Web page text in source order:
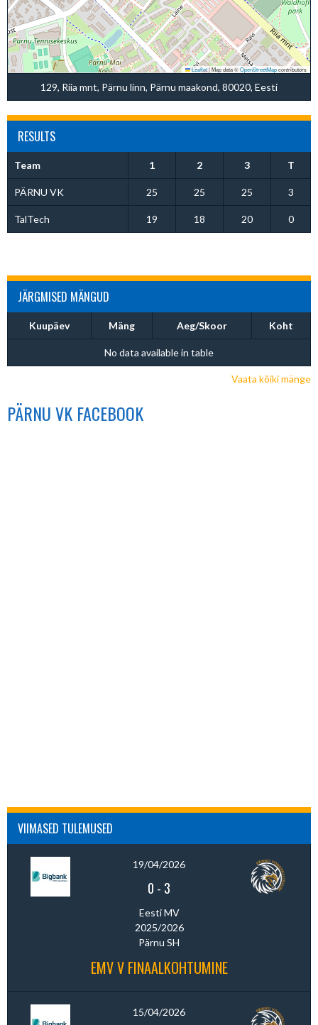
Leaflet|Map data ©OpenStreetMapcontributors
129, Riia mnt, Pärnu linn, Pärnu maakond, 80020, Eesti
RESULTS
Team 1 2 3 T
PÄRNU VK 25 25 25 3
TalTech 19 18 20 0
JÄRGMISED MÄNGUD
Kuupäev Mäng Aeg/Skoor Koht
No data available in table
Vaata kõiki mänge
PÄRNU VK FACEBOOK
VIIMASED TULEMUSED
19/04/2026
0 - 3
Eesti MV
2025/2026
Pärnu SH
EMV V FINAALKOHTUMINE
15/04/2026